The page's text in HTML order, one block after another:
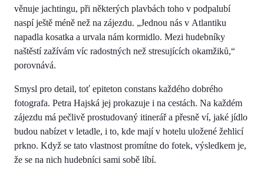
věnuje jachtingu, při některých plavbách toho v podpalubí
naspí ještě méně než na zájezdu. „Jednou nás v Atlantiku
napadla kosatka a urvala nám kormidlo. Mezi hudebníky
naštěstí zažívám víc radostných než stresujících okamžiků,“
porovnává.
Smysl pro detail, toť epiteton constans každého dobrého
fotografa. Petra Hajská jej prokazuje i na cestách. Na každém
zájezdu má pečlivě prostudovaný itinerář a přesně ví, jaké jídlo
budou nabízet v letadle, i to, kde mají v hotelu uložené žehlicí
prkno. Když se tato vlastnost promítne do fotek, výsledkem je,
že se na nich hudebníci sami sobě líbí.